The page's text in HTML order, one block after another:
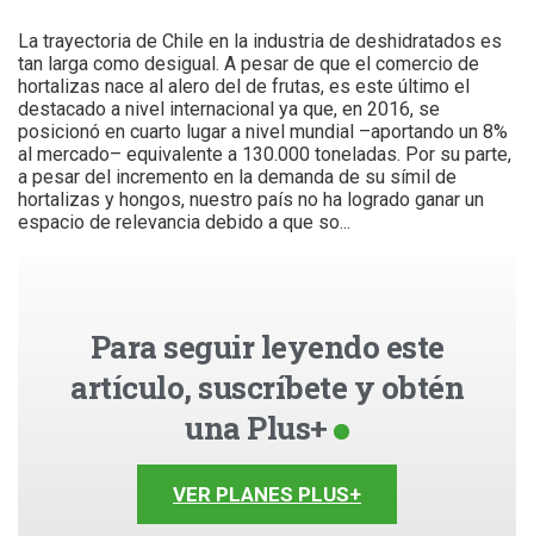
La trayectoria de Chile en la industria de deshidratados es
tan larga como desigual. A pesar de que el comercio de
hortalizas nace al alero del de frutas, es este último el
destacado a nivel internacional ya que, en 2016, se
posicionó en cuarto lugar a nivel mundial –aportando un 8%
al mercado– equivalente a 130.000 toneladas. Por su parte,
a pesar del incremento en la demanda de su símil de
hortalizas y hongos, nuestro país no ha logrado ganar un
espacio de relevancia debido a que so...
Para seguir leyendo este
artículo, suscríbete y obtén
una Plus+
VER PLANES PLUS+